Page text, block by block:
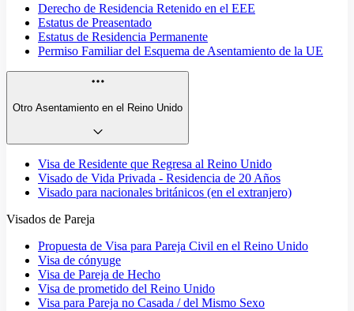
Derecho de Residencia Retenido en el EEE
Estatus de Preasentado
Estatus de Residencia Permanente
Permiso Familiar del Esquema de Asentamiento de la UE
Otro Asentamiento en el Reino Unido
Visa de Residente que Regresa al Reino Unido
Visado de Vida Privada - Residencia de 20 Años
Visado para nacionales británicos (en el extranjero)
Visados de Pareja
Propuesta de Visa para Pareja Civil en el Reino Unido
Visa de cónyuge
Visa de Pareja de Hecho
Visa de prometido del Reino Unido
Visa para Pareja no Casada / del Mismo Sexo